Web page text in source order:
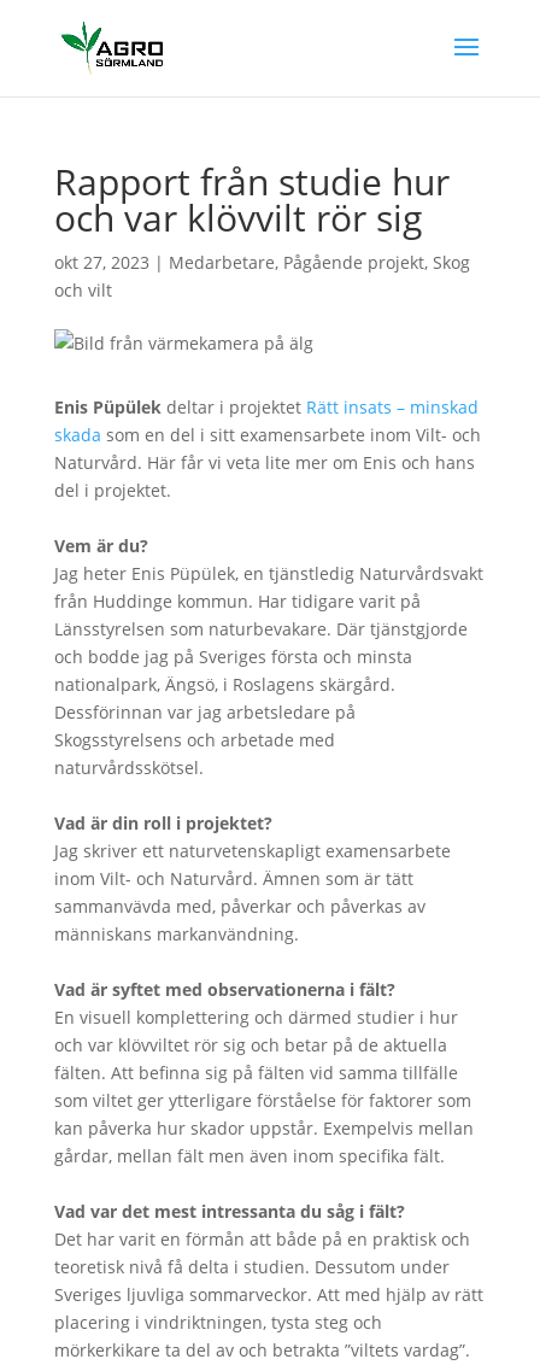
Rapport från studie hur
och var klövvilt rör sig
okt 27, 2023 | Medarbetare, Pågående projekt, Skog
och vilt
Enis Püpülekdeltar i projektet Rätt insats – minskad
skada som en del i sitt examensarbete inom Vilt- och
Naturvård. Här får vi veta lite mer om Enis och hans
del i projektet.
Vem är du?
Jag heter Enis Püpülek, en tjänstledig Naturvårdsvakt
från Huddinge kommun. Har tidigare varit på
Länsstyrelsen som naturbevakare. Där tjänstgjorde
och bodde jag på Sveriges första och minsta
nationalpark, Ängsö, i Roslagens skärgård.
Dessförinnan var jag arbetsledare på
Skogsstyrelsens och arbetade med
naturvårdsskötsel.
Vad är din roll i projektet?
Jag skriver ett naturvetenskapligt examensarbete
inom Vilt- och Naturvård. Ämnen som är tätt
sammanvävda med, påverkar och påverkas av
människans markanvändning.
Vad är syftet med observationerna i fält?
En visuell komplettering och därmed studier i hur
och var klövviltet rör sig och betar på de aktuella
fälten. Att befinna sig på fälten vid samma tillfälle
som viltet ger ytterligare förståelse för faktorer som
kan påverka hur skador uppstår. Exempelvis mellan
gårdar, mellan fält men även inom specifika fält.
Vad var det mest intressanta du såg i fält?
Det har varit en förmån att både på en praktisk och
teoretisk nivå få delta i studien. Dessutom under
Sveriges ljuvliga sommarveckor. Att med hjälp av rätt
placering i vindriktningen, tysta steg och
mörkerkikare ta del av och betrakta ”viltets vardag”.